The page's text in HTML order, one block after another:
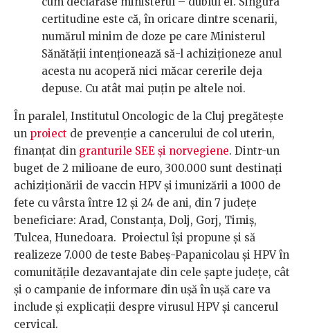
certitudine este că, în oricare dintre scenarii,
numărul minim de doze pe care Ministerul
Sănătății intenționează să-l achiziționeze anul
acesta nu acoperă nici măcar cererile deja
depuse. Cu atât mai puțin pe altele noi.
În paralel, Institutul Oncologic de la Cluj pregătește
un proiect de prevenție a cancerului de col uterin,
finanțat din granturile SEE și norvegiene. Dintr-un
buget de 2 milioane de euro, 300.000 sunt destinați
achiziționării de vaccin HPV și imunizării a 1000 de
fete cu vârsta între 12 și 24 de ani, din 7 județe
beneficiare: Arad, Constanța, Dolj, Gorj, Timiș,
Tulcea, Hunedoara. Proiectul își propune și să
realizeze 7.000 de teste Babeș-Papanicolau și HPV în
comunitățile dezavantajate din cele șapte județe, cât
și o campanie de informare din ușă în ușă care va
include și explicații despre virusul HPV și cancerul
cervical.